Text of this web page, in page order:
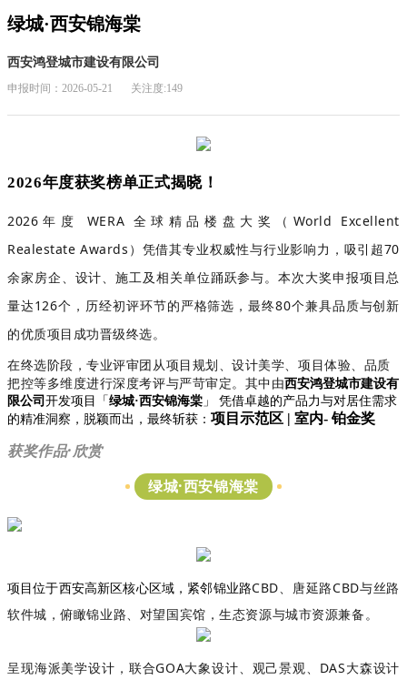
绿城·西安锦海棠
西安鸿登城市建设有限公司
申报时间：2026-05-21 关注度:149
2026年度获奖榜单正式揭晓！
2026年度 WERA 全球精品楼盘大奖（World Excellent
Realestate Awards）凭借其专业权威性与行业影响力，吸引超70
余家房企、设计、施工及相关单位踊跃参与。本次大奖申报项目总
量达126个，历经初评环节的严格筛选，最终80个兼具品质与创新
的优质项目成功晋级终选。
在终选阶段，专业评审团从项目规划、设计美学、项目体验、品质
把控等多维度进行深度考评与严苛审定。 其中由西安鸿登城市建设有
限公司 开发项目 「 绿城·西安锦海棠 」 凭借卓越的产品力与对居住需求
的精准洞察，脱颖而出，最终斩获： 项目示范区 | 室内- 铂金奖
获奖作品·欣赏
绿城·西安锦海棠
项目位于西安高新区核心区域，紧邻锦业路CBD、唐延路CBD与丝路
软件城，俯瞰锦业路、对望国宾馆，生态资源与城市资源兼备。
呈现海派美学设计， 联合GOA大象设计、观己景观、DAS大森设计